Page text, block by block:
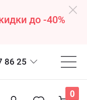
до -40%
86 25
0